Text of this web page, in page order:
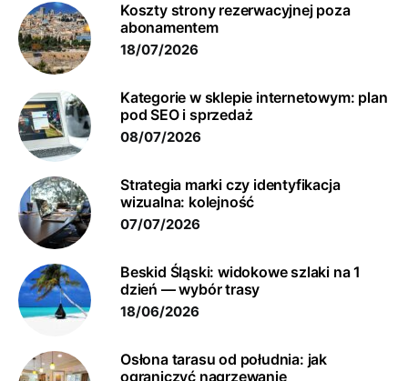
Koszty strony rezerwacyjnej poza
abonamentem
18/07/2026
Kategorie w sklepie internetowym: plan
pod SEO i sprzedaż
08/07/2026
Strategia marki czy identyfikacja
wizualna: kolejność
07/07/2026
Beskid Śląski: widokowe szlaki na 1
dzień — wybór trasy
18/06/2026
Osłona tarasu od południa: jak
ograniczyć nagrzewanie